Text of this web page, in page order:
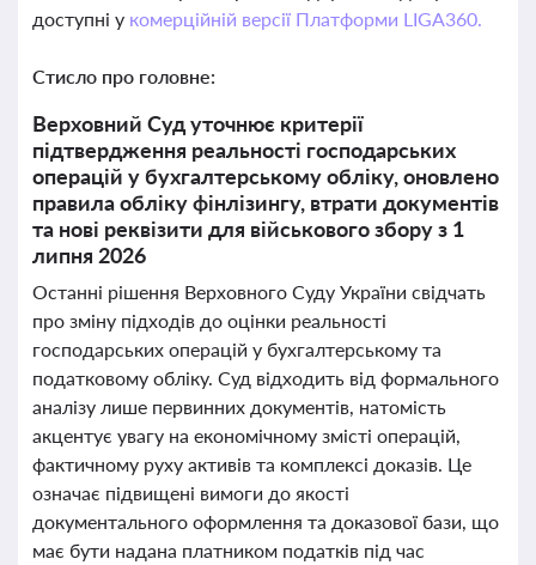
доступні у комерційній версії Платформи LIGA360.
Стисло про головне:
Верховний Суд уточнює критерії
підтвердження реальності господарських
операцій у бухгалтерському обліку, оновлено
правила обліку фінлізингу, втрати документів
та нові реквізити для військового збору з 1
липня 2026
Останні рішення Верховного Суду України свідчать
про зміну підходів до оцінки реальності
господарських операцій у бухгалтерському та
податковому обліку. Суд відходить від формального
аналізу лише первинних документів, натомість
акцентує увагу на економічному змісті операцій,
фактичному руху активів та комплексі доказів. Це
означає підвищені вимоги до якості
документального оформлення та доказової бази, що
має бути надана платником податків під час